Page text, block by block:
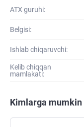
ATХ guruhi:
Belgisi:
Ishlab chiqaruvchi:
Kelib chiqqan
mamlakati:
Kimlarga mumkin